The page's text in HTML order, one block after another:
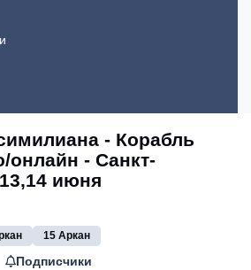
- Корабль
онлайн - Санкт-
июня
15 Аркан
Подписчики